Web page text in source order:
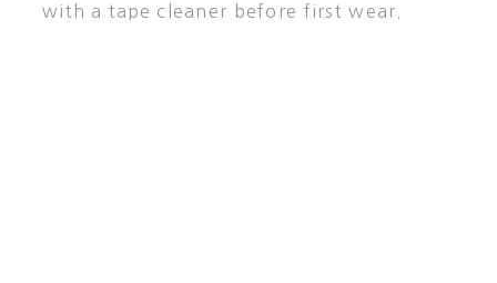
with a tape cleaner before first wear.